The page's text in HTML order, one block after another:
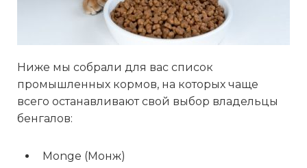
Ниже мы собрали для вас список
промышленных кормов, на которых чаще
всего останавливают свой выбор владельцы
бенгалов:
Monge (Монж)